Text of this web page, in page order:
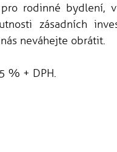
rodinné bydlení,
zásadních
neváhejte obrátit.
% + DPH.